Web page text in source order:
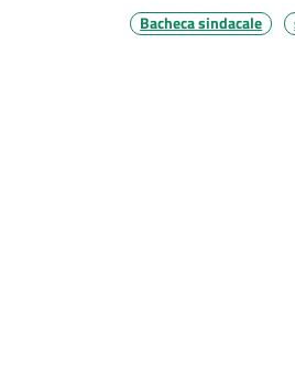
Bacheca sindacale